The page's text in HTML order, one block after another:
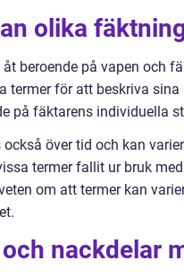
olika
beroende på vapen och
termer för att beskriva
på fäktarens individuella
över tid och kan
termer fallit ur bruk
om att termer kan
nackdelar